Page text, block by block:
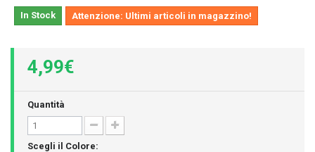
In Stock
Attenzione: Ultimi articoli in magazzino!
4,99€
Quantità
Scegli il Colore: